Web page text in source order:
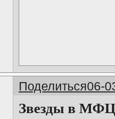
Поделиться06-
Звезды в